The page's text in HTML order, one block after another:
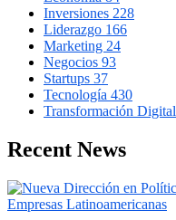
Inversiones 228
Liderazgo 166
Marketing 24
Negocios 93
Startups 37
Tecnología 430
Transformación Digital
Recent News